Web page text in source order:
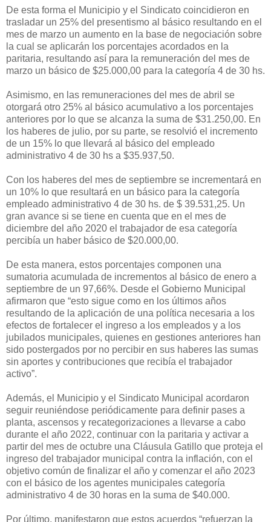
De esta forma el Municipio y el Sindicato coincidieron en
trasladar un 25% del presentismo al básico resultando en el
mes de marzo un aumento en la base de negociación sobre
la cual se aplicarán los porcentajes acordados en la
paritaria, resultando así para la remuneración del mes de
marzo un básico de $25.000,00 para la categoría 4 de 30 hs.
Asimismo, en las remuneraciones del mes de abril se
otorgará otro 25% al básico acumulativo a los porcentajes
anteriores por lo que se alcanza la suma de $31.250,00. En
los haberes de julio, por su parte, se resolvió el incremento
de un 15% lo que llevará al básico del empleado
administrativo 4 de 30 hs a $35.937,50.
Con los haberes del mes de septiembre se incrementará en
un 10% lo que resultará en un básico para la categoría
empleado administrativo 4 de 30 hs. de $ 39.531,25. Un
gran avance si se tiene en cuenta que en el mes de
diciembre del año 2020 el trabajador de esa categoría
percibía un haber básico de $20.000,00.
De esta manera, estos porcentajes componen una
sumatoria acumulada de incrementos al básico de enero a
septiembre de un 97,66%. Desde el Gobierno Municipal
afirmaron que “esto sigue como en los últimos años
resultando de la aplicación de una política necesaria a los
efectos de fortalecer el ingreso a los empleados y a los
jubilados municipales, quienes en gestiones anteriores han
sido postergados por no percibir en sus haberes las sumas
sin aportes y contribuciones que recibía el trabajador
activo”.
Además, el Municipio y el Sindicato Municipal acordaron
seguir reuniéndose periódicamente para definir pases a
planta, ascensos y recategorizaciones a llevarse a cabo
durante el año 2022, continuar con la paritaria y activar a
partir del mes de octubre una Cláusula Gatillo que proteja el
ingreso del trabajador municipal contra la inflación, con el
objetivo común de finalizar el año y comenzar el año 2023
con el básico de los agentes municipales categoría
administrativo 4 de 30 horas en la suma de $40.000.
Por último, manifestaron que estos acuerdos “refuerzan la